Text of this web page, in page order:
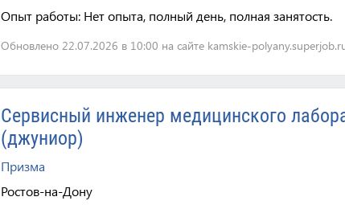
Опыт работы: Нет опыта, полный день, полная занятость.
Обновлено 22.07.2026 в 10:00 на сайте kamskie-
Сервисный инженер медицинского
(джуниор)
Призма
Ростов-на-Дону